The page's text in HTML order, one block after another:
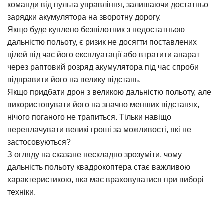
команди від пульта управління, залишаючи достатньо
зарядки акумулятора на зворотну дорогу.
Якщо буде куплено безпілотник з недостатньою
дальністю польоту, є ризик не досягти поставлених
цілей під час його експлуатації або втратити апарат
через раптовий розряд акумулятора під час спроби
відправити його на велику відстань.
Якщо придбати дрон з великою дальністю польоту, але
використовувати його на значно менших відстанях,
нічого поганого не трапиться. Тільки навіщо
переплачувати великі гроші за можливості, які не
застосовуються?
З огляду на сказане нескладно зрозуміти, чому
дальність польоту квадрокоптера стає важливою
характеристикою, яка має враховуватися при виборі
техніки.